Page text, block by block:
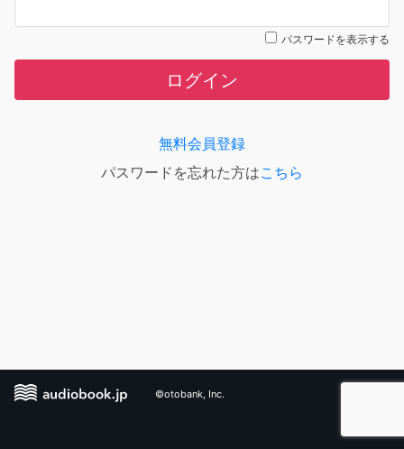
パスワードを表示する
ログイン
無料会員登録
パスワードを忘れた方はこちら
©otobank, Inc.